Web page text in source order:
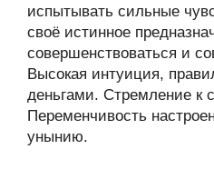
испытывать сильные
своё истинное
совершенствоваться и
Высокая интуиция,
деньгами. Стремление к
Переменчивость
унынию.